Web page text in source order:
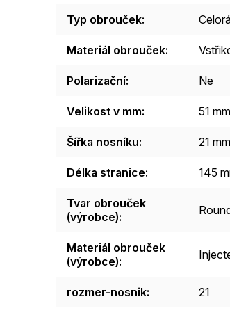
Typ obrouček:
Materiál obrouček:
Polarizační: Ne
Velikost v mm: 51 mm
Šířka nosníku: 21 mm
Délka stranice: 145
Tvar obrouček
(výrobce):
Materiál obrouček
(výrobce):
rozmer-nosnik: 21